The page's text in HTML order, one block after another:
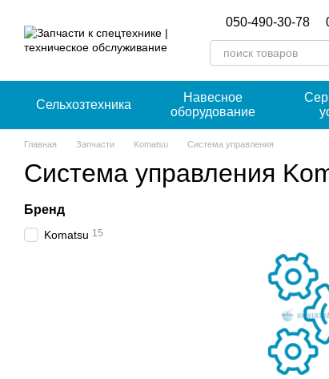
050-490-30-78
Сельхозтехника
Навесное
оборудование
Главная Запчасти Komatsu Система управления
Система управления
Бренд
Komatsu 15